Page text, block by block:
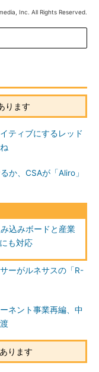
Inc. All Rights Reserved.
ります
ティブにするレッド
か、CSAが「Aliro」
込みボードと産業
も対応
ーがルネサスの「R-
ネント事業再編、中
ります